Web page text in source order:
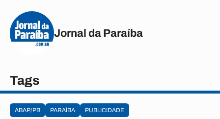
Jornal da Paraíba
Tags
ABAP/PB PARAÍBA PUBLICIDADE